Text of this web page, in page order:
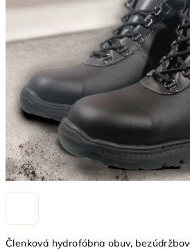
Členková hydrofóbna obuv,
z
hviezdičiek.